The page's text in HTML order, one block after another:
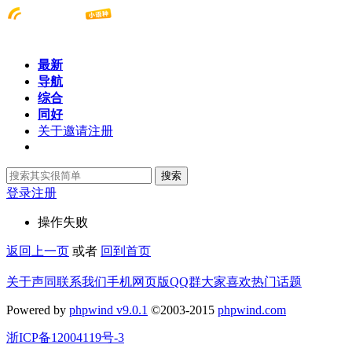
最新
导航
综合
同好
关于邀请注册
搜索
登录注册
操作失败
返回上一页 或者 回到首页
关于声同联系我们手机网页版QQ群大家喜欢热门话题
Powered by phpwind v9.0.1 ©2003-2015 phpwind.com
浙ICP备12004119号-3